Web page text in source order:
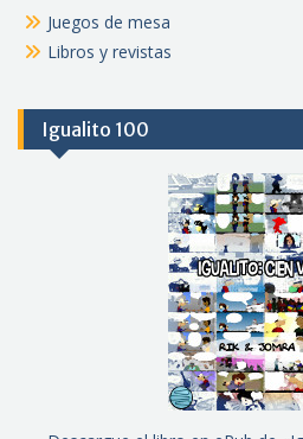
Juegos de mesa
Libros y revistas
Igualito 100